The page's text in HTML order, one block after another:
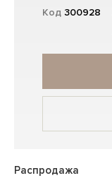
Код 300928
Распродажа